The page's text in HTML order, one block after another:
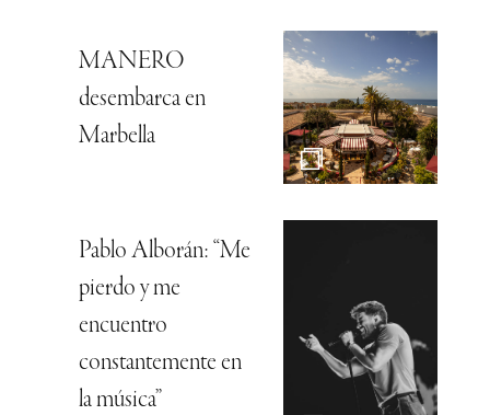
MANERO
desembarca en
Marbella
Pablo Alborán: “Me
pierdo y me
encuentro
constantemente en
la música”